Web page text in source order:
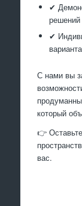
✔
✔
С нами вы
который
👉
вас.